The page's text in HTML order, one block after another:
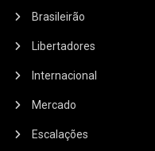
Brasileirão
Libertadores
Internacional
Mercado
Escalações